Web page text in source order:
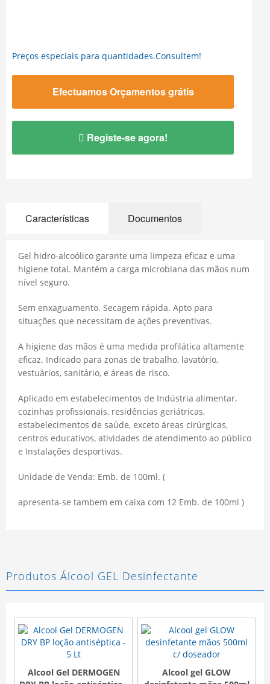
Preços especiais para quantidades.Consultem!
Efectuamos Orçamentos grátis
Registe-se agora!
Características Documentos
Gel hidro-alcoólico garante uma limpeza eficaz e uma
higiene total. Mantém a carga microbiana das mãos num
nível seguro.
Sem enxaguamento. Secagem rápida. Apto para
situações que necessitam de ações preventivas.
A higiene das mãos é uma medida profilática altamente
eficaz. Indicado para zonas de trabalho, lavatório,
vestuários, sanitário, e áreas de risco.
Aplicado em estabelecimentos de Indústria alimentar,
cozinhas profissionais, residências geriátricas,
estabelecimentos de saúde, exceto áreas cirúrgicas,
centros educativos, atividades de atendimento ao público
e Instalações desportivas.
Unidade de Venda: Emb. de 100ml. (
apresenta-se tambem em caixa com 12 Emb. de 100ml )
Produtos Álcool GEL Desinfectante
Alcool Gel DERMOGEN
Alcool gel GLOW